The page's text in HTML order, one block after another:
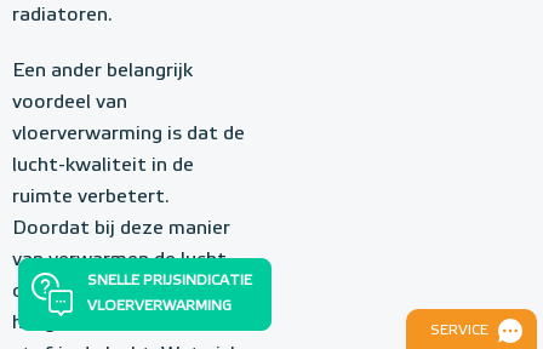
radiatoren.
Een ander belangrijk
voordeel van
vloerverwarming is dat de
lucht-kwaliteit in de
ruimte verbetert.
Doordat bij deze manier
van verwarmen de lucht-
circulatie minimaal is,
hangt er ook veel minder
SERVICE
SNELLE PRIJSINDICATIE
VLOERVERWARMING